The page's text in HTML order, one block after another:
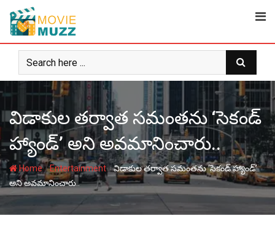
content
విడాకుల తర్వాత సమంతను ‘సెకండ్
హ్యాండ్’ అని అవమానించారు..
Home-Entertainment-విడాకుల తర్వాత సమంతను ‘సెకండ్ హ్యాండ్’
అని అవమానించారు..